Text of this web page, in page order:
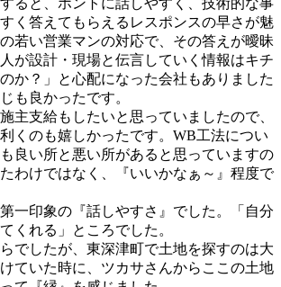
ると、ホントに話しやすく、技術的な事
く答えてもらえるレスポンスの早さが魅
若い営業マンの対応で、その答えが曖昧
が設計・現場と伝言していく情報はキチ
か？」と心配になった会社もありました
も良かったです。
主支給もしたいと思っていましたので、
くのも嬉しかったです。WB工法につい
良い所と悪い所があると思っていますの
わけではなく、『いいかなぁ～』程度で
一印象の『話しやすさ』でした。「自分
くれる」ところでした。
でしたが、東深津町で土地を探すのは大
ていた時に、ツカサさんからここの土地